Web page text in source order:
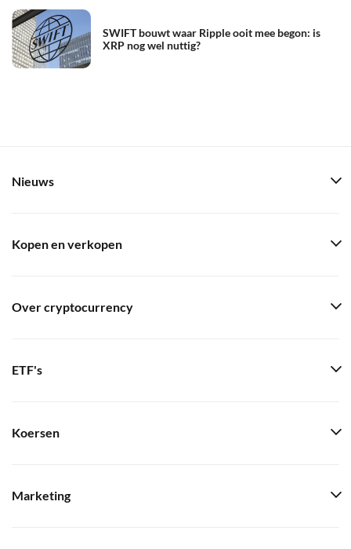
SWIFT bouwt waar Ripple ooit mee begon: is
XRP nog wel nuttig?
Nieuws
Kopen en verkopen
Over cryptocurrency
ETF's
Koersen
Marketing